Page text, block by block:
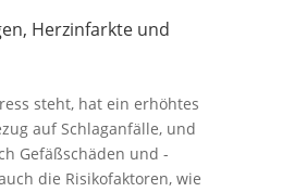
Herzinfarkte und
steht, hat ein erhöhtes
auf Schlaganfälle, und
Gefäßschäden und -
die Risikofaktoren, wie